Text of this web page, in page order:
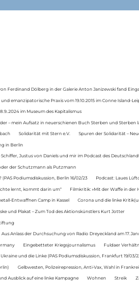
Ferdinand Dölberg in der Galerie Anton Janizewski fand
emanzipatorische Praxis vom 19.10.2015 im Conne Island-
im Museum des Kapitalismus
– mein Aufsatz in neuerschienen Buch Sterben und Sterben
Solidarität mit Stern e.V. Spuren der Solidarität –
in Berlin
Schiffer, Justus von Daniels und mir im Podcast des
der Schutzmann als Putzmann
Podiumsdiskussion, Berlin 16/02/23 Podcast: Laues
lernt, kommt darin um“ Filmkritik: »Mit der Waffe in der
Entwaffnen Camp in Kassel Corona und die linke
und Plakat – Zum Tod des Aktionskünstlers Kurt Jotter
Aus Anlass der Durchsuchung von Radio Dreyeckland am
Eingebetteter Kriegsjournalismus Fuldaer
Ukraine und die Linke (PAS Podiumsdiskussion, Frankfurt 19/03/
Gelbwesten, Polizeirepression, Anti-Vax, Wahl in
Ausblick auf eine linke Kampagne Wohnen Streik